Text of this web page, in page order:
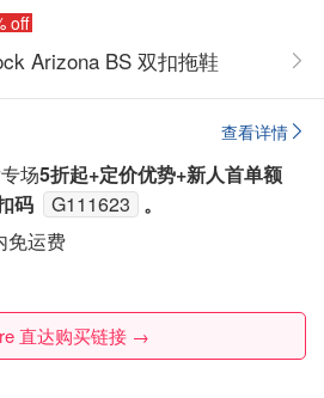
off
Arizona BS 双扣拖鞋
查看详情
场5折起+定价优势+新人首单额
码
G111623 。
免运费
直达购买链接 →